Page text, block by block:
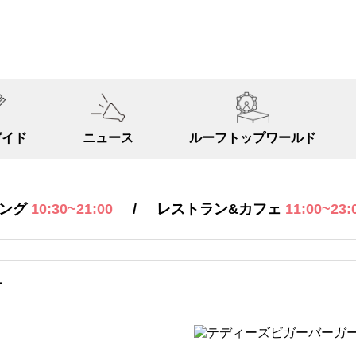
ド ニュース ルーフトップワールド
グ 10:30~21:00 / レストラン&カフェ